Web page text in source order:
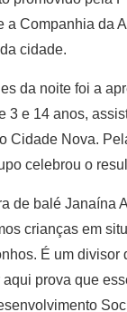
a Companhia da
cidade.
da noite foi a
3 e 14 anos,
Cidade Nova.
celebrou o
de balé Janaína
crianças em
É um
prova que